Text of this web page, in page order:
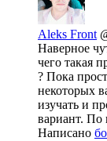
Aleks Front
Наверное
чего такая
? Пока
некоторых
изучать и
вариант. По
Написано